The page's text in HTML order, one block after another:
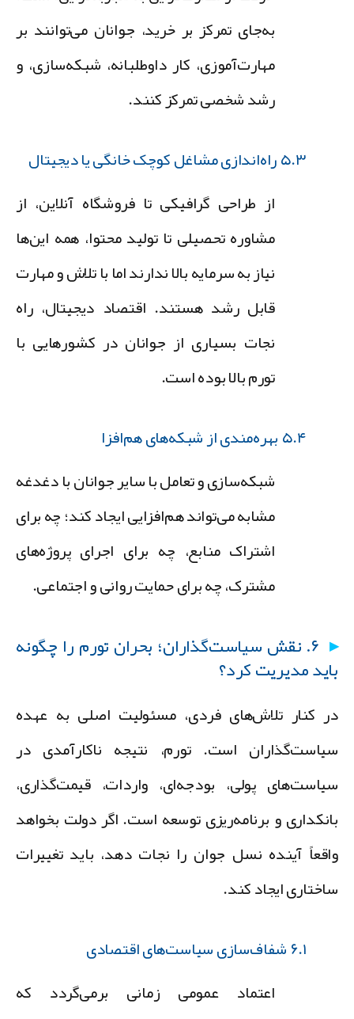
به‌جای تمرکز بر خرید، جوانان می‌توانند بر
مهارت‌آموزی، کار داوطلبانه، شبکه‌سازی، و
رشد شخصی تمرکز کنند.
۵.۳ راه‌اندازی مشاغل کوچک خانگی یا دیجیتال
از طراحی گرافیکی تا فروشگاه آنلاین، از
مشاوره تحصیلی تا تولید محتوا، همه این‌ها
نیاز به سرمایه بالا ندارند اما با تلاش و مهارت
قابل رشد هستند. اقتصاد دیجیتال، راه
نجات بسیاری از جوانان در کشورهایی با
تورم بالا بوده است.
۵.۴ بهره‌مندی از شبکه‌های هم‌افزا
شبکه‌سازی و تعامل با سایر جوانان با دغدغه
مشابه می‌تواند هم‌افزایی ایجاد کند؛ چه برای
اشتراک منابع، چه برای اجرای پروژه‌های
مشترک، چه برای حمایت روانی و اجتماعی.
۶. نقش سیاست‌گذاران؛ بحران تورم را چگونه
مدیریت کرد؟
کنار تلاش‌های فردی، مسئولیت اصلی به عهده
است. تورم، نتیجه ناکارآمدی در
پولی، بودجه‌ای، واردات، قیمت‌گذاری،
و برنامه‌ریزی توسعه است. اگر دولت بخواهد
آینده نسل جوان را نجات دهد، باید تغییرات
ایجاد کند.
اعتماد عمومی زمانی برمی‌گردد که